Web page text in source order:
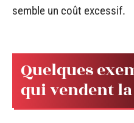
semble un coût excessif.
Quelques
qui vendent